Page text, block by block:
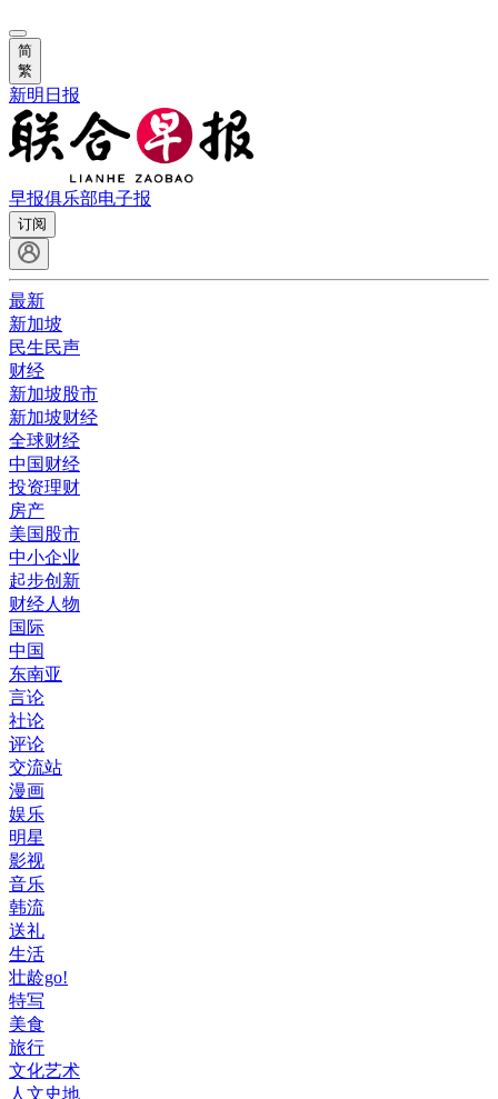
简
繁
新明日报
早报俱乐部电子报
订阅
最新
新加坡
民生民声
财经
新加坡股市
新加坡财经
全球财经
中国财经
投资理财
房产
美国股市
中小企业
起步创新
财经人物
国际
中国
东南亚
言论
社论
评论
交流站
漫画
娱乐
明星
影视
音乐
韩流
送礼
生活
壮龄go!
特写
美食
旅行
文化艺术
人文史地